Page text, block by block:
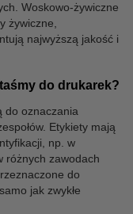
Woskowo-żywiczne
żywiczne,
najwyższą jakość i
do drukarek?
do oznaczania
Etykiety mają
np. w
różnych zawodach
do
jak zwykłe